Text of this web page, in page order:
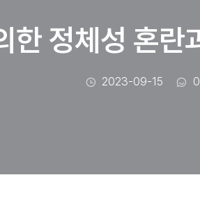
한 정체성 혼란
작성일
2023-09-15 0